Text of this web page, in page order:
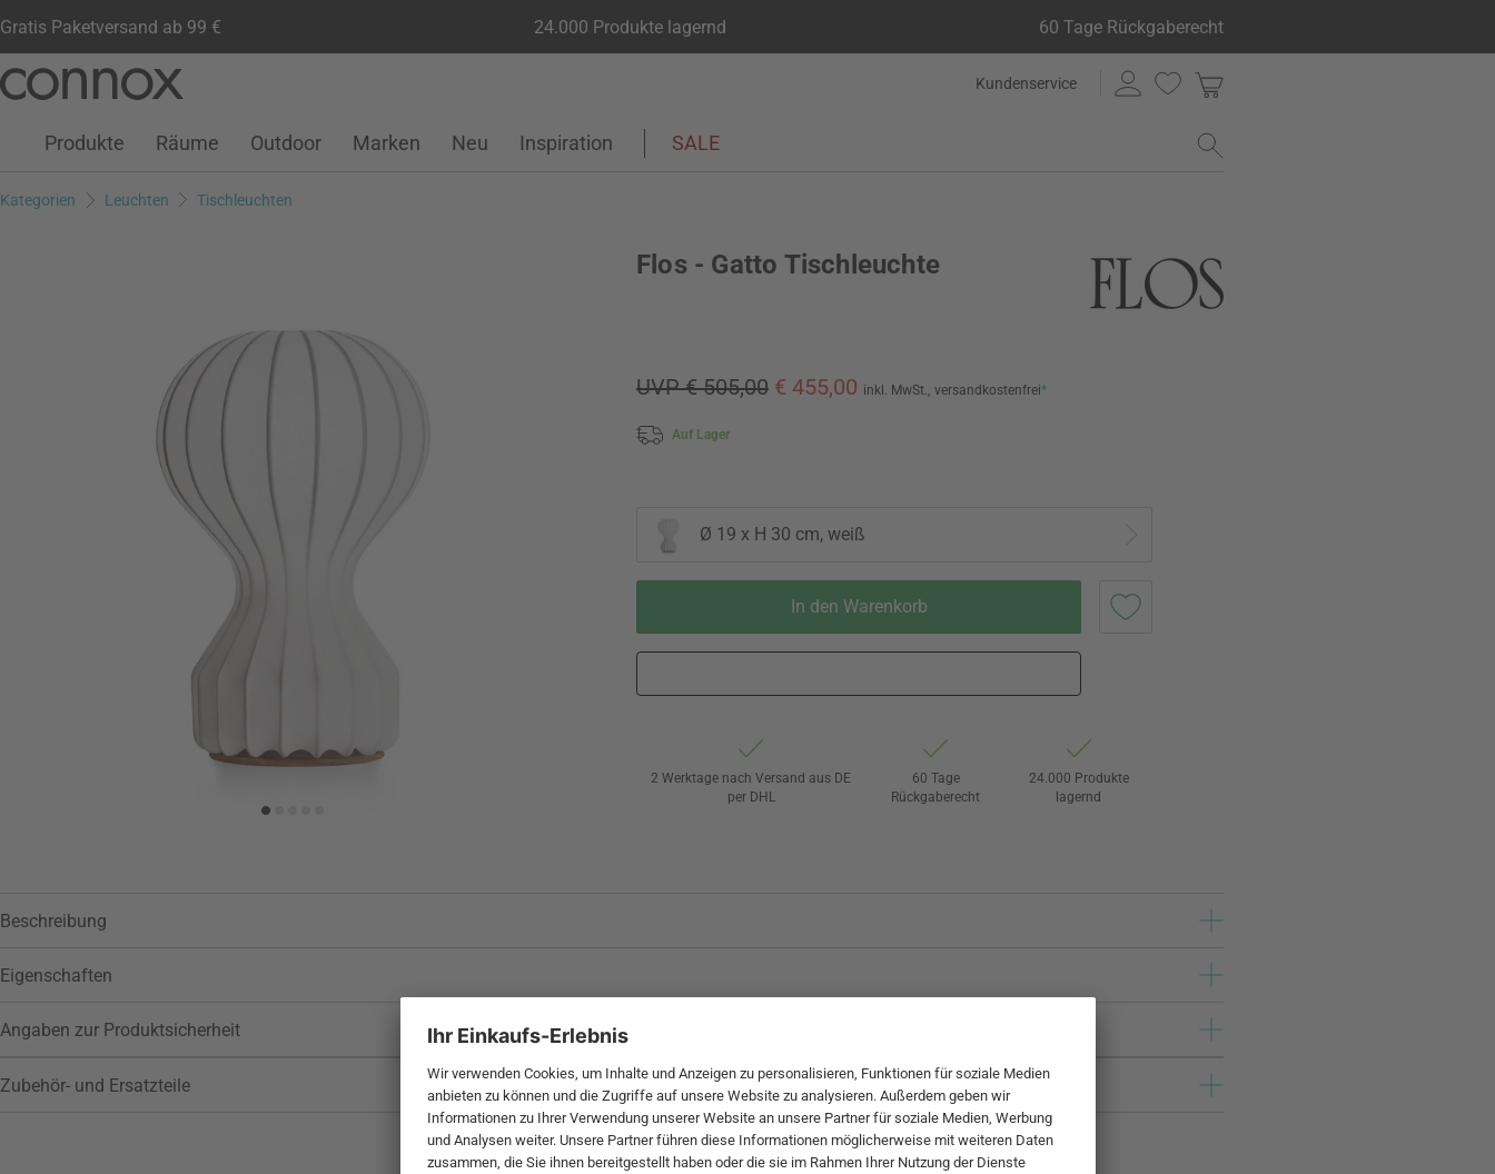
Gratis Paketversand ab 99 € 24.000 Produkte lagernd 60 Tage Rückgaberecht
Seiteninhalt
Suchfeld
Kundenservice
Kundenkonto
Wunschliste
Warenkorb
Produkte Räume Outdoor Marken Neu Inspiration SALE
Kategorien Leuchten Tischleuchten
Flos - Gatto Tischleuchte
UVP € 505,00 € 455,00 inkl. MwSt., versandkostenfrei*
Auf Lager
Ø 19 x H 30 cm, weiß
In den Warenkorb
2 Werktage nach Versand aus DE
per DHL
60 Tage
Rückgaberecht
24.000 Produkte
lagernd
Beschreibung
Eigenschaften
Angaben zur Produktsicherheit
Zubehör- und Ersatzteile